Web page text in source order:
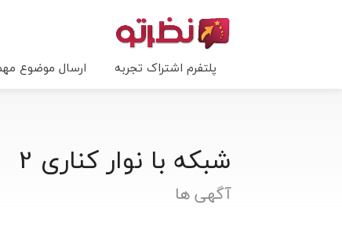
پلتفرم اشتراک تجربه ارسال موضوع
شبکه با نوار کناری 2
آگهی ها